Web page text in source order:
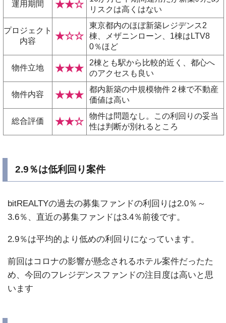
運用期間 ★★☆
リスクは高くはない
プロジェクト
内容
★☆☆
東京都内のほぼ新築レジデンス2
棟、メザニンローン、1棟はLTV8
0％ほど
物件立地 ★★★
2棟とも駅から比較的近く、都心へ
のアクセスも良い
物件内容 ★★★
都内新築の中規模物件２棟で不動産
価値は高い
総合評価 ★★☆
物件は問題なし。この利回りの妥当
性は判断が別れるところ
2.9％は低利回り案件
bitREALTYの過去の募集ファンドの利回りは2.0％～
3.6％、直近の募集ファンドは3.4％前後です。
2.9％は平均的より低めの利回りになっています。
前回はコロナの影響が懸念されるホテル案件だったた
め、今回のフレジデンスファンドの注目度は高いと思
います